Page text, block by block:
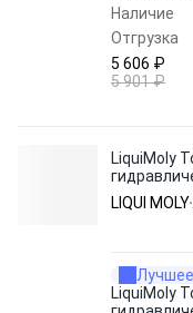
Наличие
Отгрузка
5 606 ₽
5 901 ₽
LiquiMoly
Mercon LV
LIQUI MOLY
LiquiMoly